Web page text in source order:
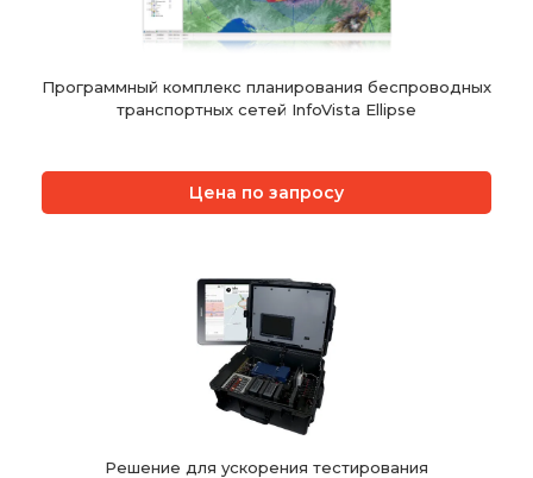
Программный комплекс планирования беспроводных
транспортных сетей InfoVista Ellipse
Цена по запросу
Решение для ускорения тестирования